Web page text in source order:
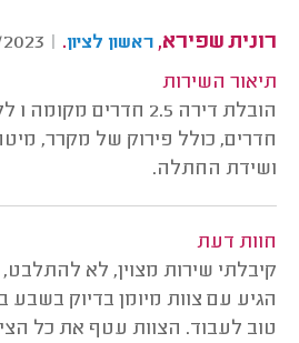
רונית שפירא, ראשון לציון.
|
תיאור השירות
חדרים, כולל פירוק של מקרר,
ושידת החתלה.
חוות דעת
קיבלתי שירות מצוין, לא
הגיע עם צוות מיומן בדיוק בשבע
טוב לעבוד. הצוות עטף את כל